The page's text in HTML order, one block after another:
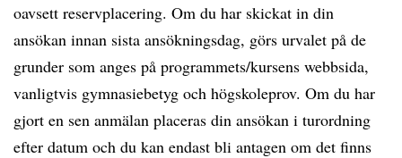
oavsett reservplacering. Om du har skickat in din
ansökan innan sista ansökningsdag, görs urvalet på de
grunder som anges på programmets/kursens webbsida,
vanligtvis gymnasiebetyg och högskoleprov. Om du har
gjort en sen anmälan placeras din ansökan i turordning
efter datum och du kan endast bli antagen om det finns